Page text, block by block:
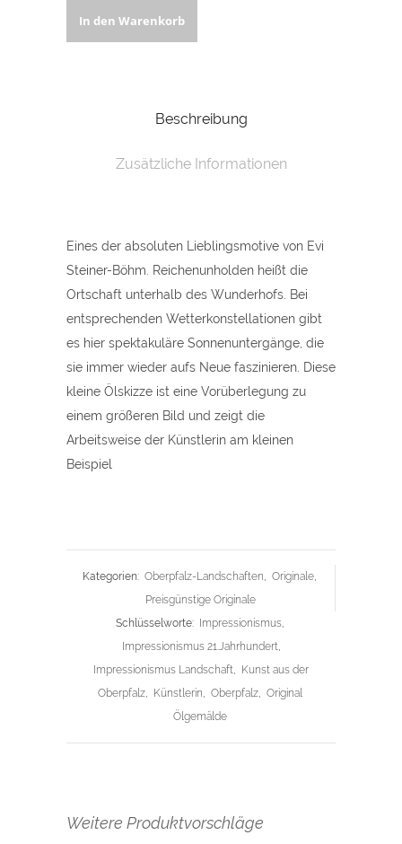
Sonnenaufgang
In den Warenkorb
Beschreibung
Zusätzliche Informationen
Eines der absoluten Lieblingsmotive von Evi
Steiner-Böhm. Reichenunholden heißt die
Ortschaft unterhalb des Wunderhofs. Bei
entsprechenden Wetterkonstellationen gibt
es hier spektakuläre Sonnenuntergänge, die
sie immer wieder aufs Neue faszinieren. Diese
kleine Ölskizze ist eine Vorüberlegung zu
einem größeren Bild und zeigt die
Arbeitsweise der Künstlerin am kleinen
Beispiel
Kategorien: Oberpfalz-Landschaften, Originale,
Preisgünstige Originale
Schlüsselworte:
Impressionismus,
Impressionismus 21.Jahrhundert,
Impressionismus Landschaft, Kunst aus der
Oberpfalz, Künstlerin, Oberpfalz, Original
Ölgemälde
Weitere Produktvorschläge